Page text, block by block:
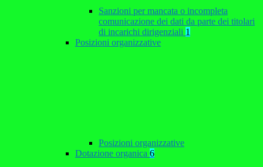
Sanzioni per mancata o incompleta
comunicazione dei dati da parte dei titolari
di incarichi dirigenziali 1
Posizioni organizzative
Posizioni organizzative
Dotazione organica 6